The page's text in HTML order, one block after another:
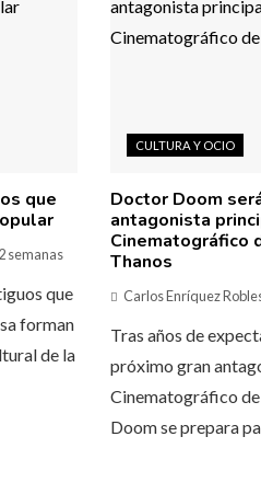
que
semanas
que
forman
de la
CULTURA Y OCIO
Doctor Doom
antagonista
Cinematográfico
Thanos
Carlos Enríquez
Tras años de
próximo gran
Cinematográfico
Doom se prepara